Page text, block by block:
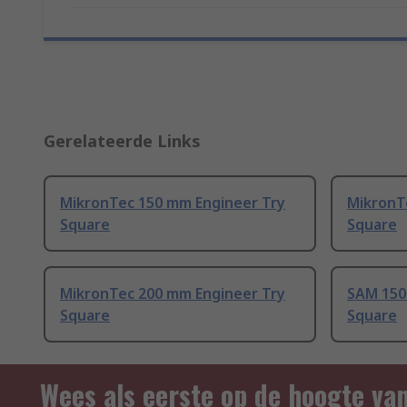
Gerelateerde Links
MikronTec 150 mm Engineer Try
Square
Square
MikronTec 200 mm Engineer Try
Square
SAM
Square
Wees als eerste op de hoogte